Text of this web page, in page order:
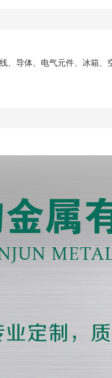
、导体、电气元件、冰箱